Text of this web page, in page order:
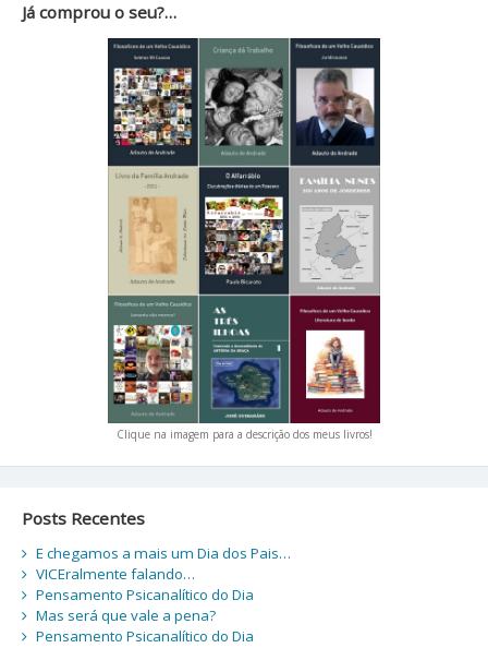
Já comprou o seu?…
Clique na imagem para a descrição dos meus livros!
Posts Recentes
E chegamos a mais um Dia dos Pais…
VICEralmente falando…
Pensamento Psicanalítico do Dia
Mas será que vale a pena?
Pensamento Psicanalítico do Dia